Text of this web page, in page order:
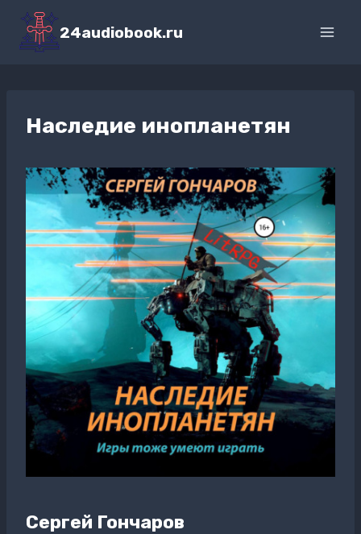
Перейти
содержимому
24audiobook.ru
Наследие инопланетян
Сергей Гончаров